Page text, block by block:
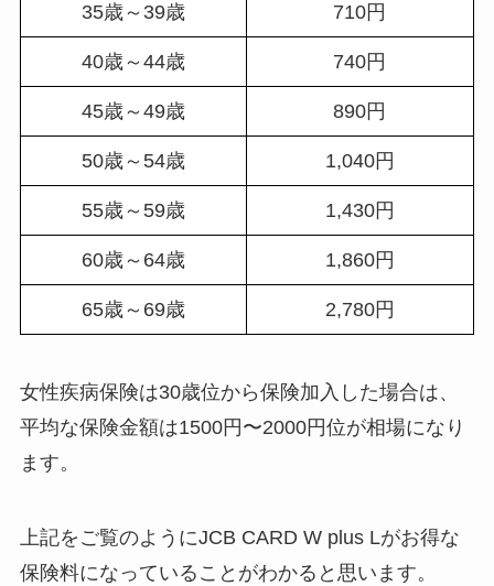
35歳～39歳 710円
40歳～44歳 740円
45歳～49歳 890円
50歳～54歳 1,040円
55歳～59歳 1,430円
60歳～64歳 1,860円
65歳～69歳 2,780円
女性疾病保険は30歳位から保険加入した場合は、
平均な保険金額は1500円〜2000円位が相場になり
ます。
上記をご覧のようにJCB CARD W plus Lがお得な
保険料になっていることがわかると思います。